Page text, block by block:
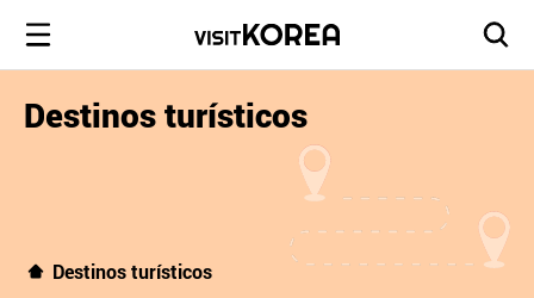
Destinos turísticos
Destinos turísticos